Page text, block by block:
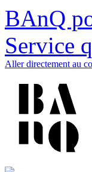
BAnQ
Service
Aller directement au